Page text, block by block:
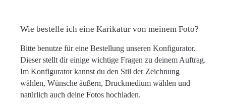
Wie bestelle ich eine Karikatur von meinem Foto?
Bitte benutze für eine Bestellung unseren Konfigurator.
Dieser stellt dir einige wichtige Fragen zu deinem Auftrag.
Im Konfigurator kannst du den Stil der Zeichnung
wählen, Wünsche äußern, Druckmedium wählen und
natürlich auch deine Fotos hochladen.